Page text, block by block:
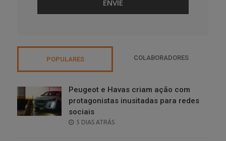
POPULARES COLABORADORES
Peugeot e Havas criam ação com
protagonistas inusitadas para redes
sociais
POSTED
5 DIAS ATRÁS